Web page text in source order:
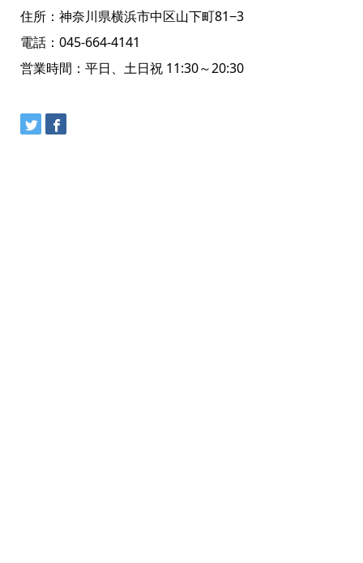
住所：神奈川県横浜市中区山下町81−3
電話：045-664-4141
営業時間：平日、土日祝 11:30～20:30